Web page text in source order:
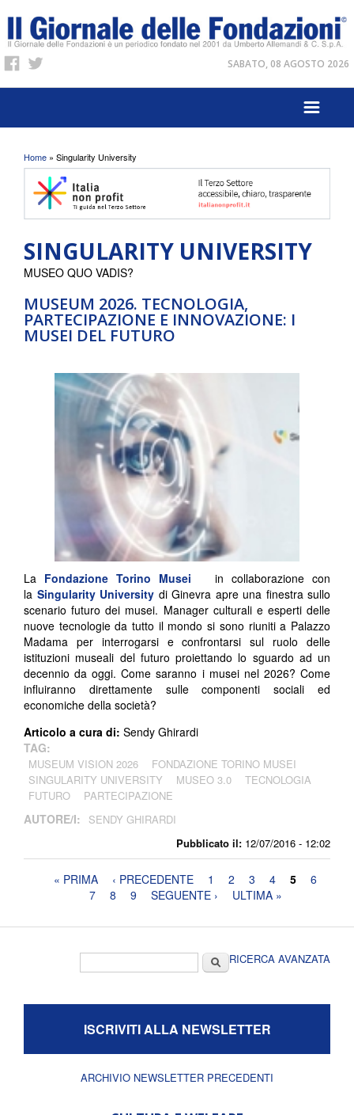
SABATO, 08 AGOSTO 2026
Tu sei qui
Home » Singularity University
SINGULARITY UNIVERSITY
MUSEUM 2026. TECNOLOGIA,
PARTECIPAZIONE E INNOVAZIONE: I
MUSEI DEL FUTURO
Pubblicato il: 12/07/2016 - 12:02
MUSEO QUO VADIS?
La Fondazione Torino Musei
in collaborazione con
la Singularity University di Ginevra apre una finestra sullo
scenario futuro dei musei. Manager culturali e esperti delle
nuove tecnologie da tutto il mondo si sono riuniti a Palazzo
Madama per interrogarsi e confrontarsi sul ruolo delle
istituzioni museali del futuro proiettando lo sguardo ad un
decennio da oggi. Come saranno i musei nel 2026? Come
influiranno direttamente sulle componenti sociali ed
economiche della società?
Articolo a cura di: Sendy Ghirardi
TAG:
MUSEUM VISION 2026
FONDAZIONE TORINO MUSEI
SINGULARITY UNIVERSITY
MUSEO 3.0
TECNOLOGIA
FUTURO
PARTECIPAZIONE
AUTORE/I: SENDY GHIRARDI
Pagine« PRIMA ‹ PRECEDENTE 1 2 3 4 5
6
7
8 9 SEGUENTE › ULTIMA »
CercaRICERCA AVANZATA
ISCRIVITI ALLA NEWSLETTER
ARCHIVIO NEWSLETTER PRECEDENTI